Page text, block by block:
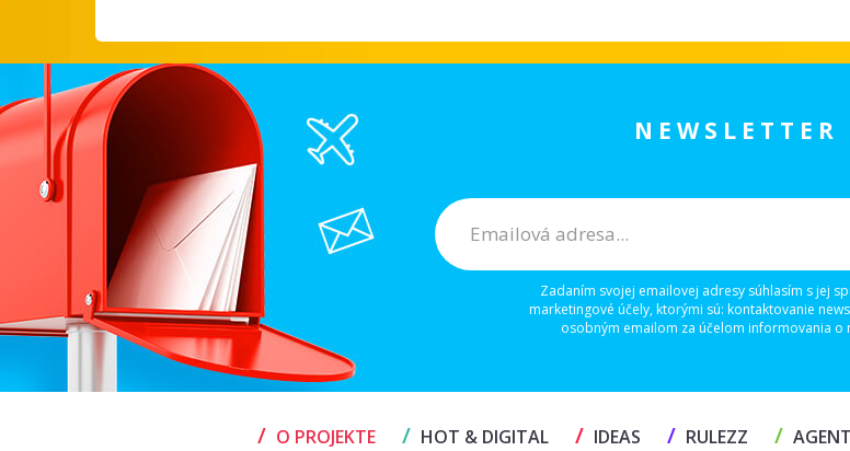
NEWSLETTER
Zadaním svojej emailovej adresy súhlasím s jej
marketingové účely, ktorými sú: kontaktovanie
osobným emailom za účelom informovania o
/ O PROJEKTE / HOT & DIGITAL / IDEAS / RULEZZ /